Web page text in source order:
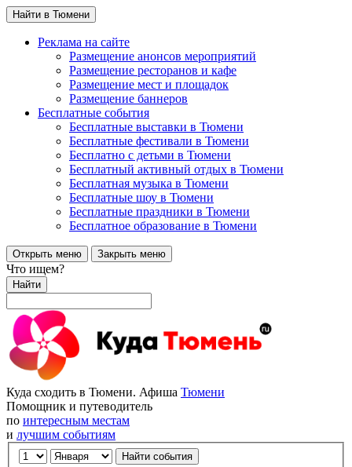
Найти в Тюмени
Реклама на сайте
Размещение анонсов мероприятий
Размещение ресторанов и кафе
Размещение мест и площадок
Размещение баннеров
Бесплатные события
Бесплатные выставки в Тюмени
Бесплатные фестивали в Тюмени
Бесплатно с детьми в Тюмени
Бесплатный активный отдых в Тюмени
Бесплатная музыка в Тюмени
Бесплатные шоу в Тюмени
Бесплатные праздники в Тюмени
Бесплатное образование в Тюмени
Открыть меню Закрыть меню
Что ищем?
Найти
Куда сходить в Тюмени. Афиша Тюмени
Помощник и путеводитель
по интересным местам
и лучшим событиям